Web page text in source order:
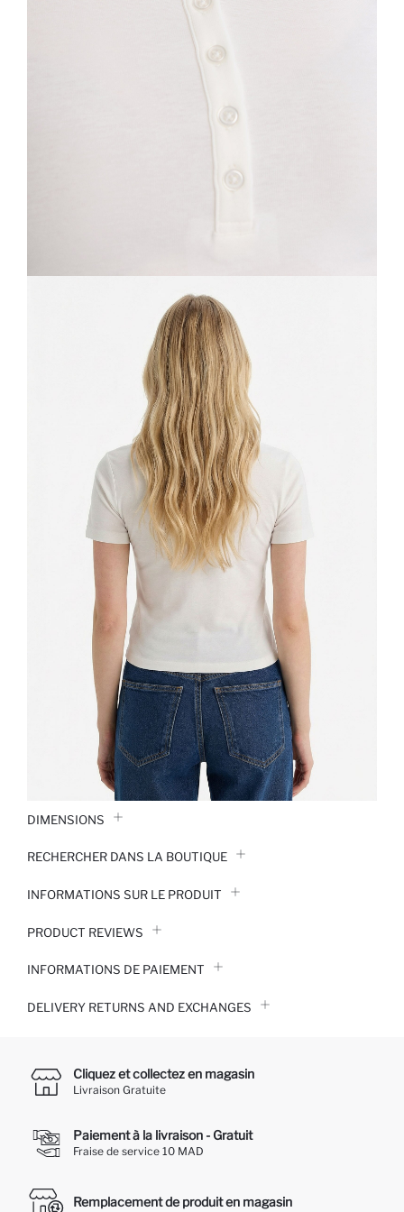
DIMENSIONS
RECHERCHER DANS LA BOUTIQUE
INFORMATIONS SUR LE PRODUIT
PRODUCT REVIEWS
INFORMATIONS DE PAIEMENT
DELIVERY RETURNS AND EXCHANGES
Cliquez et collectez en magasin
Livraison Gratuite
Paiement à la livraison - Gratuit
Fraise de service 10 MAD
Remplacement de produit en magasin